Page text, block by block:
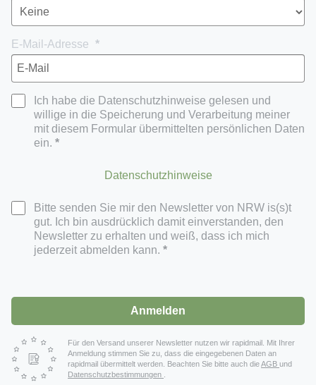
E-Mail-Adresse
Ich habe die Datenschutzhinweise gelesen und
willige in die Speicherung und Verarbeitung meiner
mit diesem Formular übermittelten persönlichen Daten
ein.
Datenschutzhinweise
Bitte senden Sie mir den Newsletter von NRW is(s)t
gut. Ich bin ausdrücklich damit einverstanden, den
Newsletter zu erhalten und weiß, dass ich mich
jederzeit abmelden kann.
Anmelden
Für den Versand unserer Newsletter nutzen wir rapidmail. Mit Ihrer
Anmeldung stimmen Sie zu, dass die eingegebenen Daten an
rapidmail übermittelt werden. Beachten Sie bitte auch dieAGB und
Datenschutzbestimmungen